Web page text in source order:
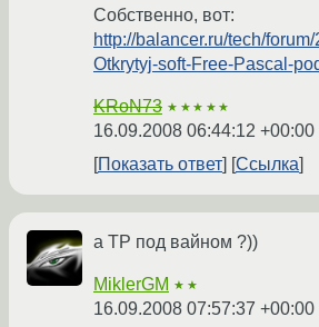
Собственно, вот:
http://balancer.ru/tech/
Otkrytyj-soft-Free-Pascal-
KRoN73 ★★★★★
16.09.2008 06:44:12 +00:00
Показать ответ
Ссылка
а TP под вайном ?))
MiklerGM ★★
16.09.2008 07:57:37 +00:00